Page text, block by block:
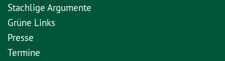
Stachlige Argumente
Grüne Links
Presse
Termine